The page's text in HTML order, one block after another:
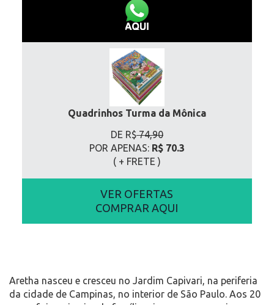
Quadrinhos Turma da Mônica
DE R$74,90
POR APENAS:R$ 70.3
( + FRETE)
VER OFERTAS
COMPRAR AQUI
Aretha nasceu e cresceu no Jardim Capivari, na periferia
da cidade de Campinas, no interior de São Paulo. Aos 20